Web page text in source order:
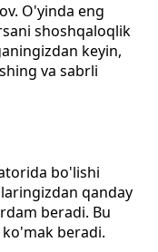
O'yinda eng
shoshqaloqlik
keyin,
va sabrli
bo'lishi
qanday
beradi. Bu
beradi.